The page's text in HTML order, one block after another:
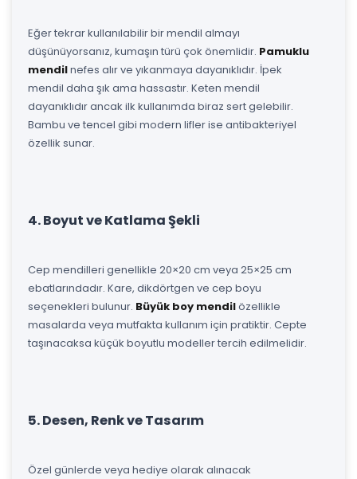
Eğer tekrar kullanılabilir bir mendil almayı
düşünüyorsanız, kumaşın türü çok önemlidir. Pamuklu
mendilnefes alır ve yıkanmaya dayanıklıdır. İpek
mendil daha şık ama hassastır. Keten mendil
dayanıklıdır ancak ilk kullanımda biraz sert gelebilir.
Bambu ve tencel gibi modern lifler ise antibakteriyel
özellik sunar.
4. Boyut ve Katlama Şekli
Cep mendilleri genellikle 20×20 cm veya 25×25 cm
ebatlarındadır. Kare, dikdörtgen ve cep boyu
seçenekleri bulunur. Büyük boy mendilözellikle
masalarda veya mutfakta kullanım için pratiktir. Cepte
taşınacaksa küçük boyutlu modeller tercih edilmelidir.
5. Desen, Renk ve Tasarım
Özel günlerde veya hediye olarak alınacak